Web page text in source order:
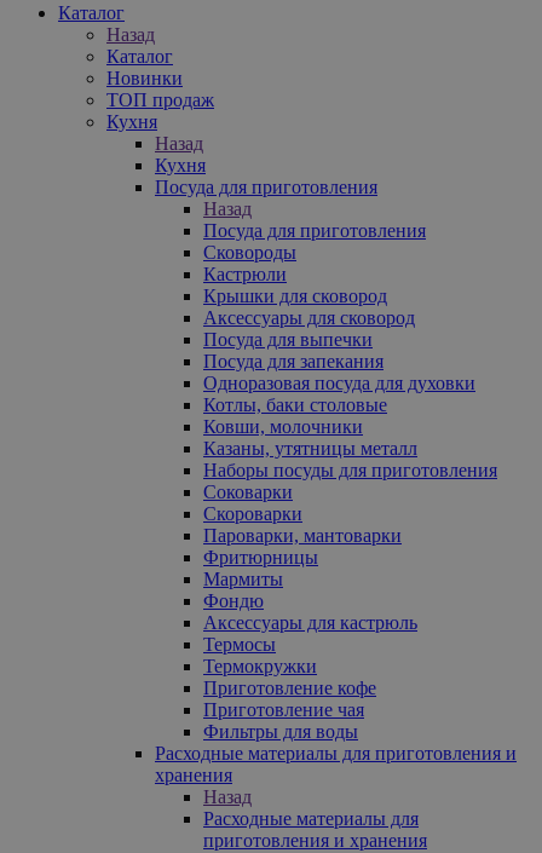
Каталог
Назад
Каталог
Новинки
ТОП продаж
Кухня
Назад
Кухня
Посуда для приготовления
Назад
Посуда для приготовления
Сковороды
Кастрюли
Крышки для сковород
Аксессуары для сковород
Посуда для выпечки
Посуда для запекания
Одноразовая посуда для духовки
Котлы, баки столовые
Ковши, молочники
Казаны, утятницы металл
Наборы посуды для приготовления
Соковарки
Скороварки
Пароварки, мантоварки
Фритюрницы
Мармиты
Фондю
Аксессуары для кастрюль
Термосы
Термокружки
Приготовление кофе
Приготовление чая
Фильтры для воды
Расходные материалы для приготовления и
хранения
Назад
Расходные материалы для
приготовления и хранения